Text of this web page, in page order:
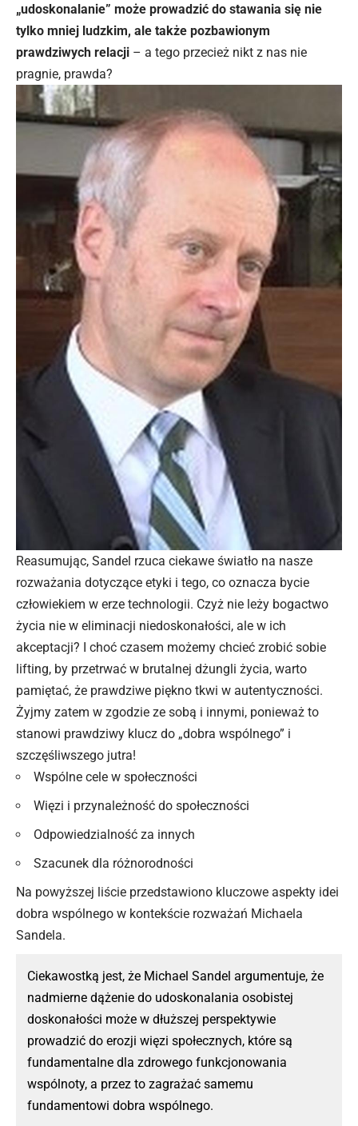
„udoskonalanie” może prowadzić do stawania się nie
tylko mniej ludzkim, ale także pozbawionym
prawdziwych relacji – a tego przecież nikt z nas nie
pragnie, prawda?
Reasumując, Sandel rzuca ciekawe światło na nasze
rozważania dotyczące etyki i tego, co oznacza bycie
człowiekiem w erze technologii. Czyż nie leży bogactwo
życia nie w eliminacji niedoskonałości, ale w ich
akceptacji? I choć czasem możemy chcieć zrobić sobie
lifting, by przetrwać w brutalnej dżungli życia, warto
pamiętać, że prawdziwe piękno tkwi w autentyczności.
Żyjmy zatem w zgodzie ze sobą i innymi, ponieważ to
stanowi prawdziwy klucz do „dobra wspólnego” i
szczęśliwszego jutra!
Wspólne cele w społeczności
Więzi i przynależność do społeczności
Odpowiedzialność za innych
Szacunek dla różnorodności
Na powyższej liście przedstawiono kluczowe aspekty idei
dobra wspólnego w kontekście rozważań Michaela
Sandela.
Ciekawostką jest, że Michael Sandel argumentuje, że
nadmierne dążenie do udoskonalania osobistej
doskonałości może w dłuższej perspektywie
prowadzić do erozji więzi społecznych, które są
fundamentalne dla zdrowego funkcjonowania
wspólnoty, a przez to zagrażać samemu
fundamentowi dobra wspólnego.